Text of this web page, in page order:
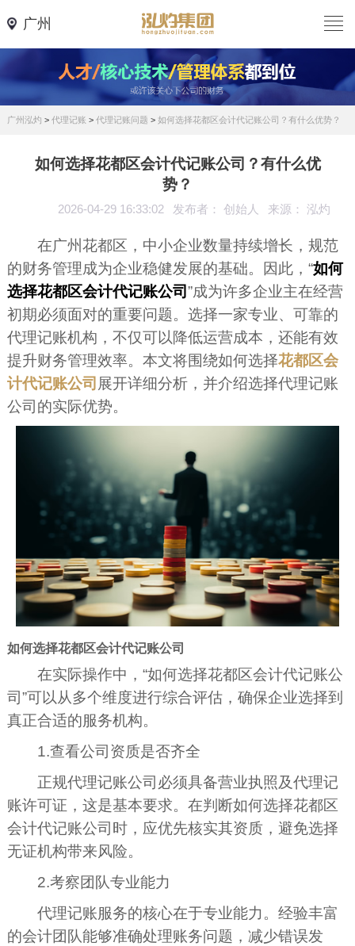
广州
广州泓灼 > 代理记账 > 代理记账问题 > 如何选择花都区会计代记账公司？有什么优势？
如何选择花都区会计代记账公司？有什么优
势？
2026-04-29 16:33:02 发布者： 创始人 来源： 泓灼
在广州花都区，中小企业数量持续增长，规范
的财务管理成为企业稳健发展的基础。因此，“如何
选择花都区会计代记账公司”成为许多企业主在经营
初期必须面对的重要问题。选择一家专业、可靠的
代理记账机构，不仅可以降低运营成本，还能有效
提升财务管理效率。本文将围绕如何选择花都区会
计代记账公司 展开详细分析，并介绍选择代理记账
公司的实际优势。
如何选择花都区会计代记账公司
在实际操作中，“如何选择花都区会计代记账公
司”可以从多个维度进行综合评估，确保企业选择到
真正合适的服务机构。
1.查看公司资质是否齐全
正规代理记账公司必须具备营业执照及代理记
账许可证，这是基本要求。在判断如何选择花都区
会计代记账公司时，应优先核实其资质，避免选择
无证机构带来风险。
2.考察团队专业能力
代理记账服务的核心在于专业能力。经验丰富
的会计团队能够准确处理账务问题，减少错误发